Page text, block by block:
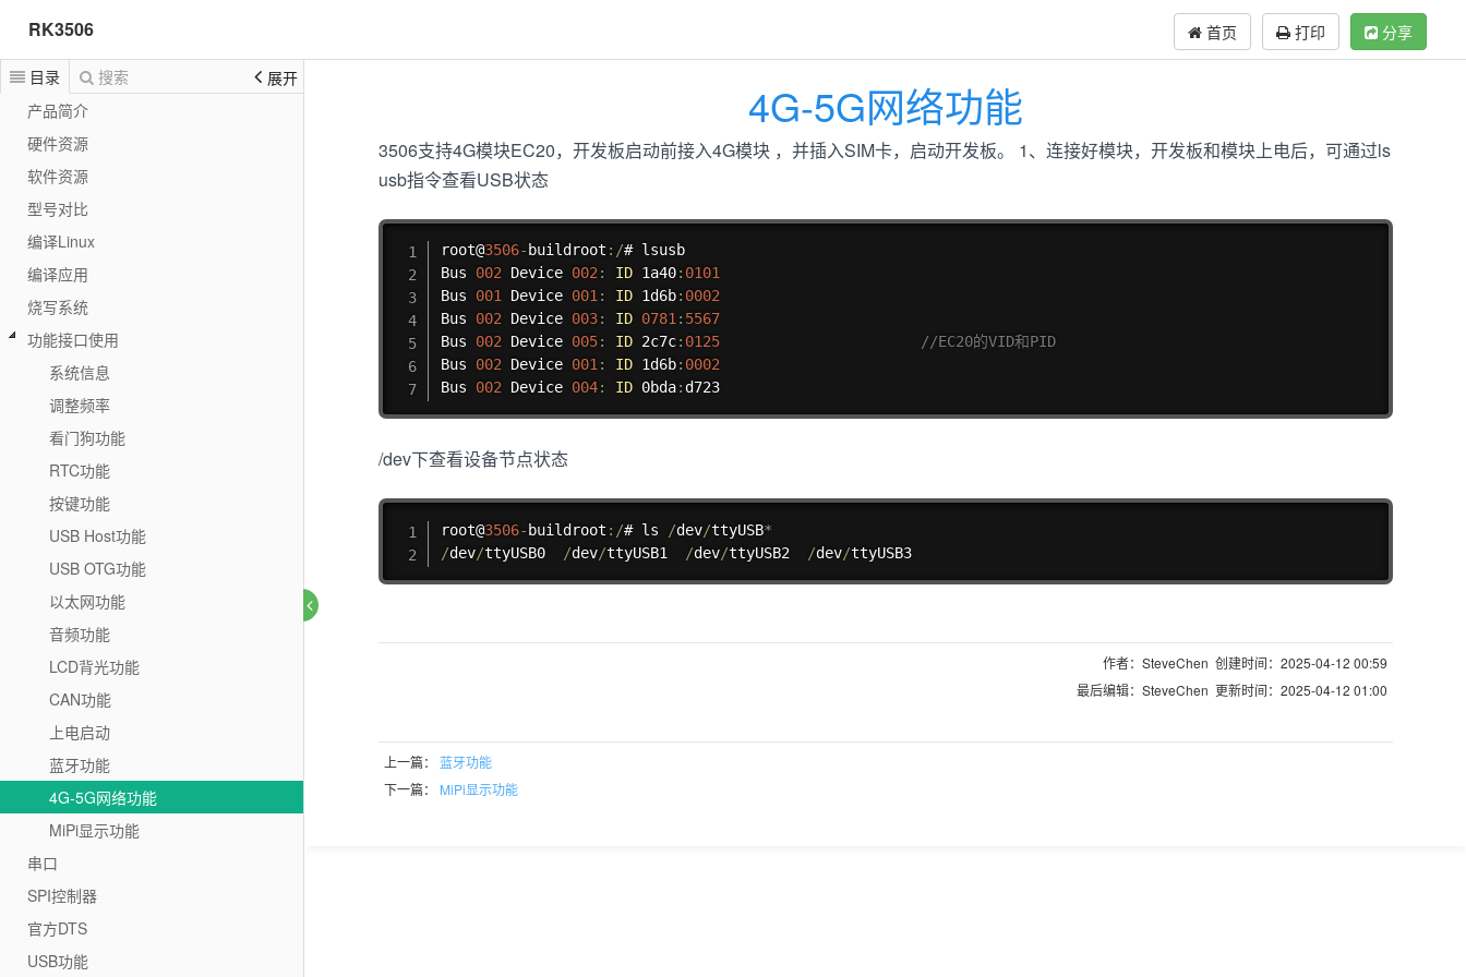
RK3506 首页 打印 分享
目录 搜索
展开
产品简介
硬件资源
软件资源
型号对比
编译Linux
编译应用
烧写系统
功能接口使用
系统信息
调整频率
看门狗功能
RTC功能
按键功能
USB Host功能
USB OTG功能
以太网功能
音频功能
LCD背光功能
CAN功能
上电启动
蓝牙功能
4G-5G网络功能
MiPi显示功能
串口
SPI控制器
官方DTS
USB功能
4G-5G网络功能
3506支持4G模块EC20，开发板启动前接入4G模块 ，并插入SIM卡，启动开发板。 1、连接好模块，开发板和模块上电后，可通过ls
usb指令查看USB状态
root@3506- buildroot : /# lsusb
Bus 002 Device 002 : ID 1a40: 0101
Bus 001 Device 001 : ID 1d6b: 0002
Bus 002 Device 003: ID 0781 : 5567
Bus 002 Device 005: ID 2c7c: 0125
//EC20的VID和PID
Bus 002 Device 001 : ID 1d6b: 0002
Bus 002 Device 004: ID 0bda: d723
/dev下查看设备节点状态
root@3506-buildroot : /# ls /dev/ttyUSB*
/dev/ttyUSB0 /dev/ttyUSB1 /dev/ttyUSB2 /dev/ttyUSB3
作者：SteveChen 创建时间：2025-04-12 00:59
最后编辑：SteveChen 更新时间：2025-04-12 01:00
上一篇： 蓝牙功能
下一篇： MiPi显示功能